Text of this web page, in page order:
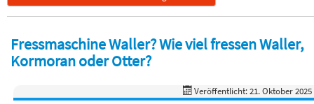
Fressmaschine Waller? Wie viel fressen Waller,
Kormoran oder Otter?
Veröffentlicht: 21. Oktober 2025